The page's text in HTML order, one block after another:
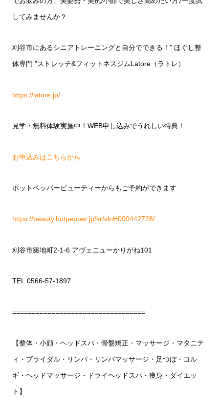
してみませんか？
刈谷市にあるシニアトレーニングと自分でできる！” ほぐし整
体専門 ”ストレッチ&フィットネスジムLatore（ラトレ）
https://latore.jp/
見学・無料体験実施中！WEB申し込みでうれしい特典！
お申込みはこちらから
ホットペッパービューティーからもご予約ができます
https://beauty.hotpepper.jp/kr/slnH000442728/
刈谷市築地町2-1-6 アヴェニューかりがね101
TEL.0566-57-1897
==================================
【整体・小顔・ヘッドスパ・骨盤矯正・マッサージ・マタニテ
ィ・ブライダル・リンパ・リンパマッサージ・足つぼ・コル
ギ・ヘッドマッサージ・ドライヘッドスパ・痩身・ダイエッ
ト】